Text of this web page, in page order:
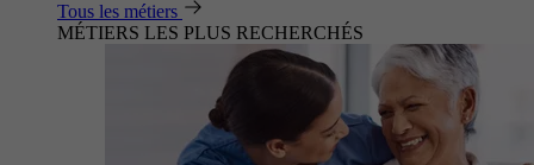
Tous les métiers
MÉTIERS LES PLUS RECHERCHÉS